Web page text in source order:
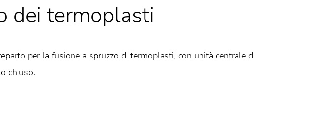
dei termoplasti
per la fusione a spruzzo di termoplasti, con unità centrale di
chiuso.